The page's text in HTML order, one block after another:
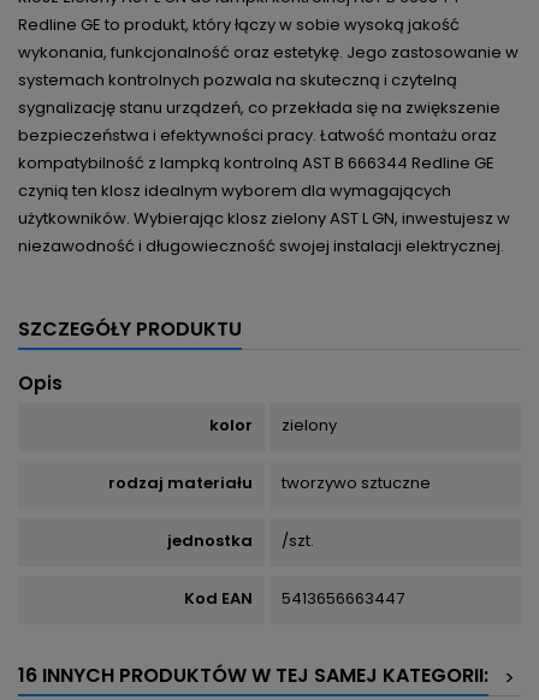
Redline GE to produkt, który łączy w sobie wysoką jakość
wykonania, funkcjonalność oraz estetykę. Jego zastosowanie w
systemach kontrolnych pozwala na skuteczną i czytelną
sygnalizację stanu urządzeń, co przekłada się na zwiększenie
bezpieczeństwa i efektywności pracy. Łatwość montażu oraz
kompatybilność z lampką kontrolną AST B 666344 Redline GE
czynią ten klosz idealnym wyborem dla wymagających
użytkowników. Wybierając klosz zielony AST L GN, inwestujesz w
niezawodność i długowieczność swojej instalacji elektrycznej.
SZCZEGÓŁY PRODUKTU
Opis
kolor zielony
rodzaj materiału tworzywo sztuczne
jednostka /szt.
Kod EAN 5413656663447
16 INNYCH PRODUKTÓW W TEJ SAMEJ KATEGORII:
>